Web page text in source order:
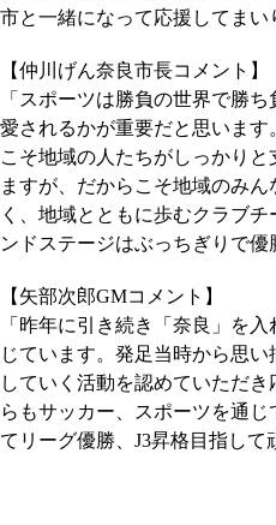
市と一緒になって応援してまい
【仲川げん奈良市長コメント】
「スポーツは勝負の世界で勝
愛されるかが重要だと思いま
こそ地域の人たちがしっかり
ますが、だからこそ地域のみ
く、地域とともに歩むクラブ
ンドステージはぶっちぎりで
【矢部次郎GMコメント】
「昨年に引き続き「奈良」を
じています。発足当時から思
していく活動を認めていただ
らもサッカー、スポーツを通
てリーグ優勝、J3昇格目指し